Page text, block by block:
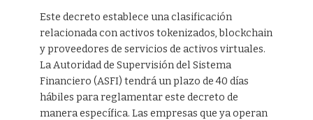
Este decreto establece una clasificación
relacionada con activos tokenizados, blockchain
y proveedores de servicios de activos virtuales.
La Autoridad de Supervisión del Sistema
Financiero (ASFI) tendrá un plazo de 40 días
hábiles para reglamentar este decreto de
manera específica. Las empresas que ya operan